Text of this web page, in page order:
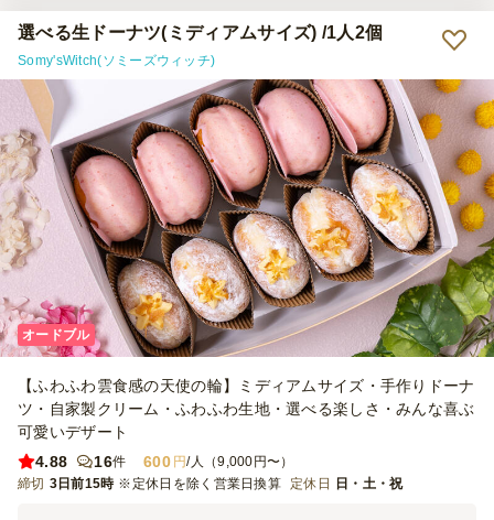
選べる生ドーナツ(ミディアムサイズ) /1人2個
Somy'sWitch(ソミーズウィッチ)
オードブル
【ふわふわ雲食感の天使の輪】ミディアムサイズ・手作りドーナ
ツ・自家製クリーム・ふわふわ生地・選べる楽しさ・みんな喜ぶ
可愛いデザート
4.88
16件 600 円/人（9,000円〜）
締切 3日前15時 ※定休日を除く営業日換算 定休日 日・土・祝